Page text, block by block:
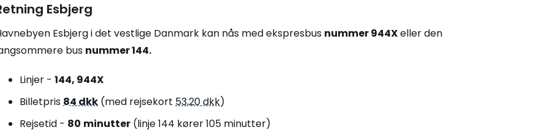
Esbjerg
Esbjerg i det vestlige Danmark kan nås med ekspresbus nummer 944Xeller den
bus nummer 144.
Linjer - 144, 944X
Billetpris84 dkk (med rejsekort 53,20 dkk)
Rejsetid - 80 minutter (linje 144 kører 105 minutter)